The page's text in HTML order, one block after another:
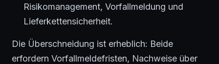
Risikomanagement, Vorfallmeldung und
Lieferkettensicherheit.
Die Überschneidung ist erheblich: Beide
erfordern Vorfallmeldefristen, Nachweise über